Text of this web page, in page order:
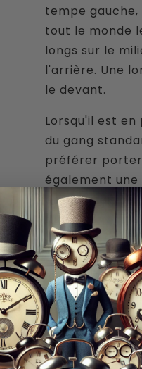
tempe
tout le monde
longs sur le
l'arrière. Une
le devant.
Lorsqu'il est en
du gang
préférer porter
également
qu'il portait
futur.
Tu as toujours
gangs
parti des
Draken et
Nous t'invitons
de figurine